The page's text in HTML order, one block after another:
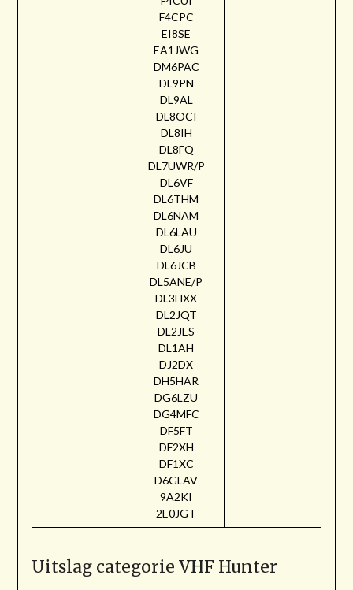
F4CPC
EI8SE
EA1JWG
DM6PAC
DL9PN
DL9AL
DL8OCI
DL8IH
DL8FQ
DL7UWR/P
DL6VF
DL6THM
DL6NAM
DL6LAU
DL6JU
DL6JCB
DL5ANE/P
DL3HXX
DL2JQT
DL2JES
DL1AH
DJ2DX
DH5HAR
DG6LZU
DG4MFC
DF5FT
DF2XH
DF1XC
D6GLAV
9A2KI
2E0JGT
Uitslag categorie VHF Hunter